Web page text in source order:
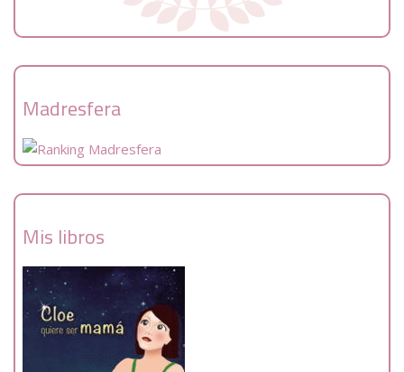
Madresfera
Mis libros